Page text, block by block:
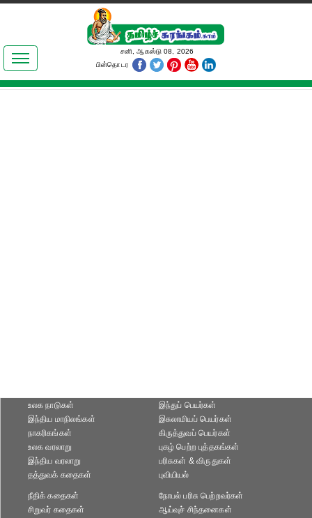
இலக்கியங்கள்
தமிழ் உலகம்
சனி, ஆகஸ்டு 08, 2026
பின்தொடர
உலக நாடுகள்
இந்திய மாநிலங்கள்
நாகரிகங்கள்
இந்துப் பெயர்கள்
இசுலாமியப் பெயர்கள்
கிருத்துவப் பெயர்கள்
உலக வரலாறு
இந்திய வரலாறு
தத்துவக் கதைகள்
புகழ் பெற்ற புத்தகங்கள்
பரிசுகள் & விருதுகள்
புவியியல்
நீதிக் கதைகள்
சிறுவர் கதைகள்
நோபல் பரிசு‎ பெற்றவர்‎கள்
ஆய்வுச் சிந்தனைகள்